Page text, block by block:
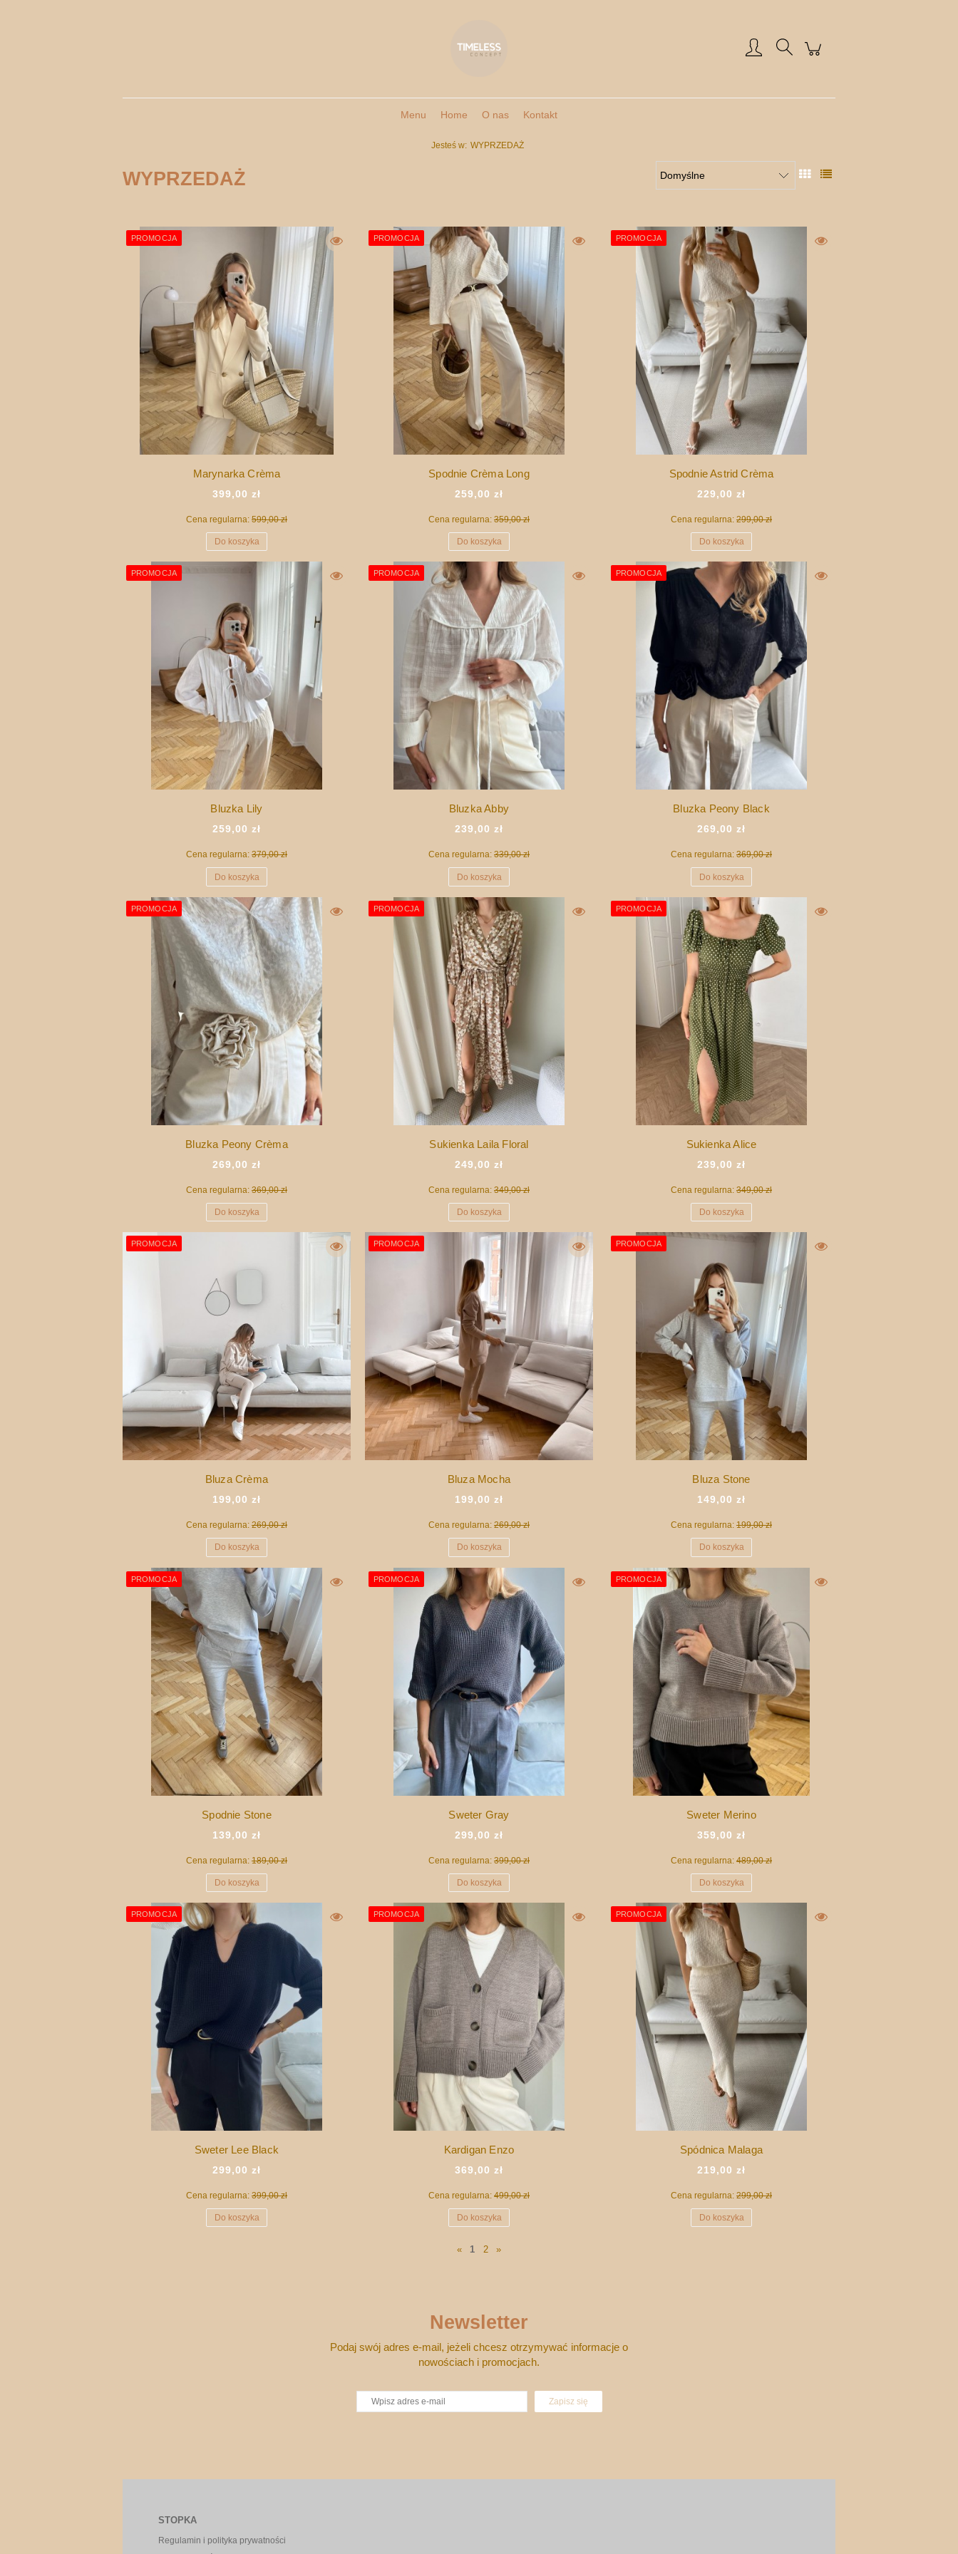
Menu Home O nas Kontakt
Jesteś w: WYPRZEDAŻ
WYPRZEDAŻ
Marynarka Crèma
399,00 zł
Cena regularna: 599,00 zł
Do koszyka
PROMOCJA
Spodnie Crèma Long
259,00 zł
Cena regularna: 359,00 zł
Do koszyka
PROMOCJA
Spodnie Astrid Crèma
229,00 zł
Cena regularna: 299,00 zł
Do koszyka
PROMOCJA
Bluzka Lily
259,00 zł
Cena regularna: 379,00 zł
Do koszyka
PROMOCJA
Bluzka Abby
239,00 zł
Cena regularna: 339,00 zł
Do koszyka
PROMOCJA
Bluzka Peony Black
269,00 zł
Cena regularna: 369,00 zł
Do koszyka
PROMOCJA
Bluzka Peony Crèma
269,00 zł
Cena regularna: 369,00 zł
Do koszyka
PROMOCJA
Sukienka Laila Floral
249,00 zł
Cena regularna: 349,00 zł
Do koszyka
PROMOCJA
Sukienka Alice
239,00 zł
Cena regularna: 349,00 zł
Do koszyka
PROMOCJA
Bluza Crèma
199,00 zł
Cena regularna: 269,00 zł
Do koszyka
PROMOCJA
Bluza Mocha
199,00 zł
Cena regularna: 269,00 zł
Do koszyka
PROMOCJA
Bluza Stone
149,00 zł
Cena regularna: 199,00 zł
Do koszyka
PROMOCJA
Spodnie Stone
139,00 zł
Cena regularna: 189,00 zł
Do koszyka
PROMOCJA
Sweter Gray
299,00 zł
Cena regularna: 399,00 zł
Do koszyka
PROMOCJA
Sweter Merino
359,00 zł
Cena regularna: 489,00 zł
Do koszyka
PROMOCJA
Sweter Lee Black
299,00 zł
Cena regularna: 399,00 zł
Do koszyka
PROMOCJA
Kardigan Enzo
369,00 zł
Cena regularna: 499,00 zł
Do koszyka
PROMOCJA
Spódnica Malaga
219,00 zł
Cena regularna: 299,00 zł
Do koszyka
PROMOCJA
« 1 2 »
Newsletter
Podaj swój adres e-mail, jeżeli chcesz otrzymywać informacje o
nowościach i promocjach.
Zapisz się
STOPKA
Regulamin i polityka prywatności